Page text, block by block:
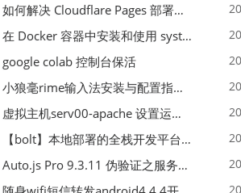
如何解决 Cloudflare Pages 部署中的 API Token 权限问题
在 Docker 容器中安装和使用 systemctl 的完整指南
google colab 控制台保活
小狼毫rime输入法安装与配置指南：从基础到高级自定义
虚拟主机serv00-apache 设置运行目录
【bolt】本地部署的全栈开发平台，支持本地及众多API，本地一键生成应用，部署教程
Auto.js Pro 9.3.11 伪验证之服务器接口 Nginx 版
✍️
231k
总字数
👥